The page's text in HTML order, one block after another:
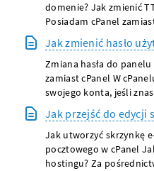
domenie? Jak zmienić
Posiadam cPanel
Jak zmienić hasło
Zmiana hasła do
zamiast cPanel W
swojego konta, jeśli
Jak przejść do edycji
Jak utworzyć skrzynkę
pocztowego w cPanel
hostingu? Za